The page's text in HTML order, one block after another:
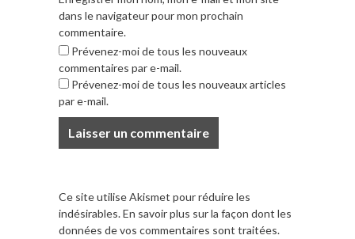
dans le navigateur pour mon prochain
commentaire.
Prévenez-moi de tous les nouveaux
commentaires par e-mail.
Prévenez-moi de tous les nouveaux articles
par e-mail.
Ce site utilise Akismet pour réduire les
indésirables.En savoir plus sur la façon dont les
données de vos commentaires sont traitées.